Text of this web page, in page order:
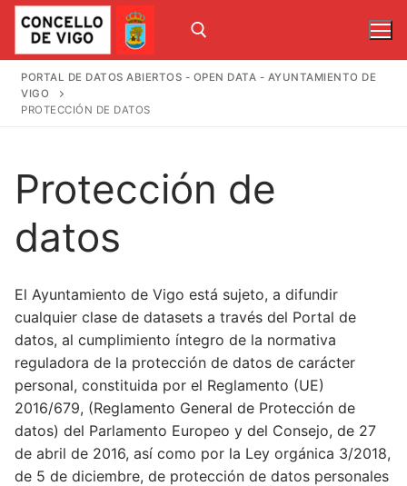
contenido
Inicio
Catálogo
Mapas
Uso de datos
Condiciones de uso
Aplicaciones y Visualizadores
Innovación
Vigo Ciudad de la Ciencia y la Innovación
Acerca de
PORTAL DE DATOS ABIERTOS - OPEN DATA - AYUNTAMIENTO DE
VIGO
PROTECCIÓN DE DATOS
Protección de
datos
El Ayuntamiento de Vigo está sujeto, a difundir
cualquier clase de datasets a través del Portal de
datos, al cumplimiento íntegro de la normativa
reguladora de la protección de datos de carácter
personal, constituida por el Reglamento (UE)
2016/679, (Reglamento General de Protección de
datos) del Parlamento Europeo y del Consejo, de 27
de abril de 2016, así como por la Ley orgánica 3/2018,
de 5 de diciembre, de protección de datos personales